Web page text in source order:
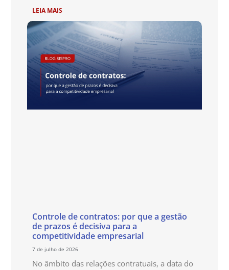
LEIA MAIS
Controle de contratos: por que a gestão
de prazos é decisiva para a
competitividade empresarial
7 de julho de 2026
No âmbito das relações contratuais, a data do